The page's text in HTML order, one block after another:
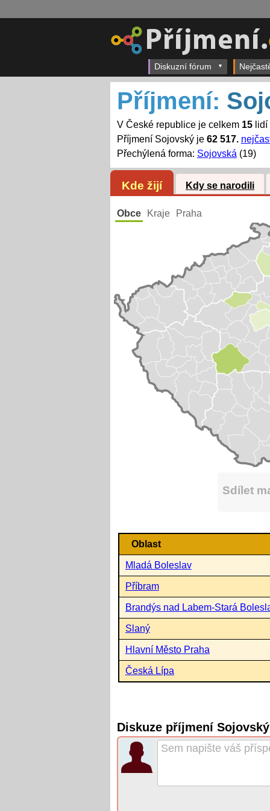
Diskuzní fórum
Příjmení:
V České republice je celkem 15lidí
Příjmení Sojovský je 62 517.
Přechýlená forma: Sojovská (19)
Kde žijí Kdy se narodili
Obce Kraje Praha
Sdílet
Oblast
Mladá Boleslav
Příbram
Brandýs nad Labem-Stará
Slaný
Hlavní Město Praha
Česká Lípa
Diskuze příjmení